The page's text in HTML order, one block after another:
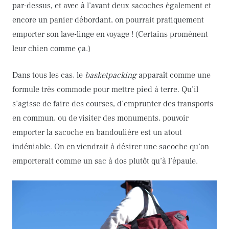
par-dessus, et avec à l’avant deux sacoches également et
encore un panier débordant, on pourrait pratiquement
emporter son lave-linge en voyage ! (Certains promènent
leur chien comme ça.)
Dans tous les cas, le basketpackingapparaît comme une
formule très commode pour mettre pied à terre. Qu’il
s’agisse de faire des courses, d’emprunter des transports
en commun, ou de visiter des monuments, pouvoir
emporter la sacoche en bandoulière est un atout
indéniable. On en viendrait à désirer une sacoche qu’on
emporterait comme un sac à dos plutôt qu’à l’épaule.